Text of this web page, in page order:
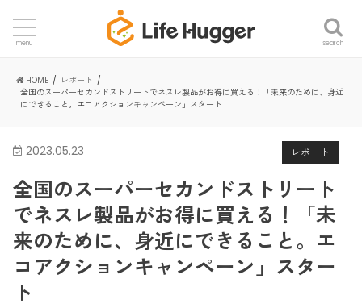
search
menu
HOME
レポート
全国のスーパーセカンドストリートでネスレ製品がお得に買える！「未来のために、身近
にできること。エコアクションキャンペーン」スタート
レポート
2023.05.23
全国のスーパーセカンドストリート
でネスレ製品がお得に買える！「未
来のために、身近にできること。エ
コアクションキャンペーン」スター
ト